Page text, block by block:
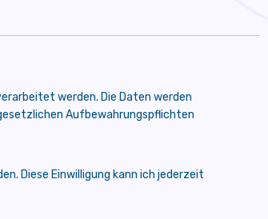
werden. Die Daten werden
Aufbewahrungspflichten
Diese Einwilligung kann ich jederzeit